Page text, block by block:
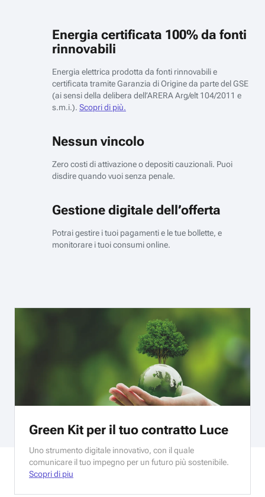
Energia certificata 100% da fonti
rinnovabili
Energia elettrica prodotta da fonti rinnovabili e
certificata tramite Garanzia di Origine da parte del GSE
(ai sensi della delibera dell’ARERA Arg/elt 104/2011 e
s.m.i.). Scopri di più.
Nessun vincolo
Zero costi di attivazione o depositi cauzionali. Puoi
disdire quando vuoi senza penale.
Gestione digitale dell’offerta
Potrai gestire i tuoi pagamenti e le tue bollette, e
monitorare i tuoi consumi online.
Green Kit per il tuo contratto Luce
Uno strumento digitale innovativo, con il quale
comunicare il tuo impegno per un futuro più sostenibile.
Scopri di piu